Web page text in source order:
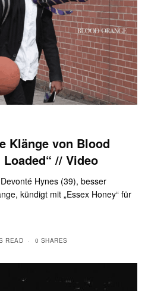
Klänge von Blood
// Video
Hynes (39), besser
kündigt mit „Essex Honey“ für
READ 0 SHARES